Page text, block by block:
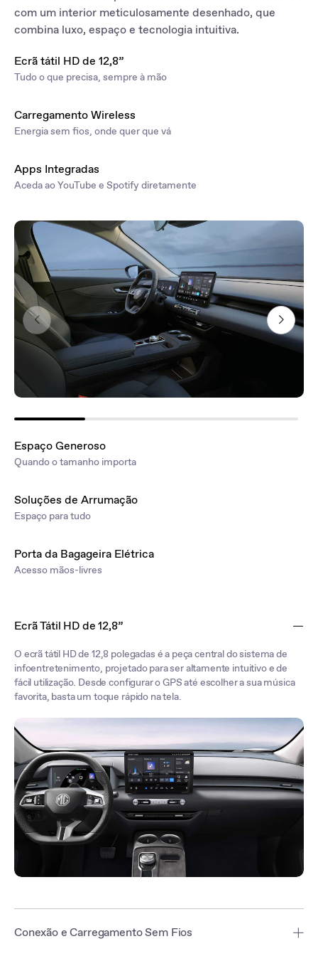
com um interior meticulosamente desenhado, que
combina luxo, espaço e tecnologia intuitiva.
Ecrã tátil HD de 12,8”
Tudo o que precisa, sempre à mão
Carregamento Wireless
Energia sem fios, onde quer que vá
Apps Integradas
Aceda ao YouTube e Spotify diretamente
Espaço Generoso
Quando o tamanho importa
Soluções de Arrumação
Espaço para tudo
Porta da Bagageira Elétrica
Acesso mãos-livres
Ecrã Tátil HD de 12,8”
O ecrã tátil HD de 12,8 polegadas é a peça central do sistema de
infoentretenimento, projetado para ser altamente intuitivo e de
fácil utilização. Desde configurar o GPS até escolher a sua música
favorita, basta um toque rápido na tela.
Conexão e Carregamento Sem Fios